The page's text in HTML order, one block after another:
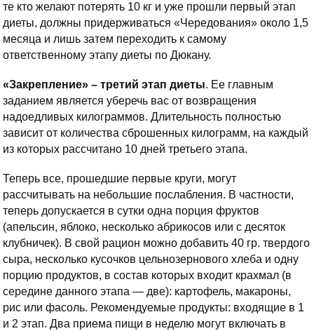
те кто желают потерять 10 кг и уже прошли первый этап
диеты, должны придерживаться «Чередования» около 1,5
месяца и лишь затем переходить к самому
ответственному этапу диеты по Дюкану.
«Закрепление» – третий этап диеты. Ее главным
заданием является уберечь вас от возвращения
надоедливых килограммов. Длительность полностью
зависит от количества сброшенных килограмм, на каждый
из которых рассчитано 10 дней третьего этапа.
Теперь все, прошедшие первые круги, могут
рассчитывать на небольшие послабления. В частности,
теперь допускается в сутки одна порция фруктов
(апельсин, яблоко, несколько абрикосов или с десяток
клубничек). В свой рацион можно добавить 40 гр. твердого
сыра, несколько кусочков цельнозернового хлеба и одну
порцию продуктов, в состав которых входит крахмал (в
середине данного этапа — две): картофель, макароны,
рис или фасоль. Рекомендуемые продукты: входящие в 1
и 2 этап. Два приема пищи в неделю могут включать в